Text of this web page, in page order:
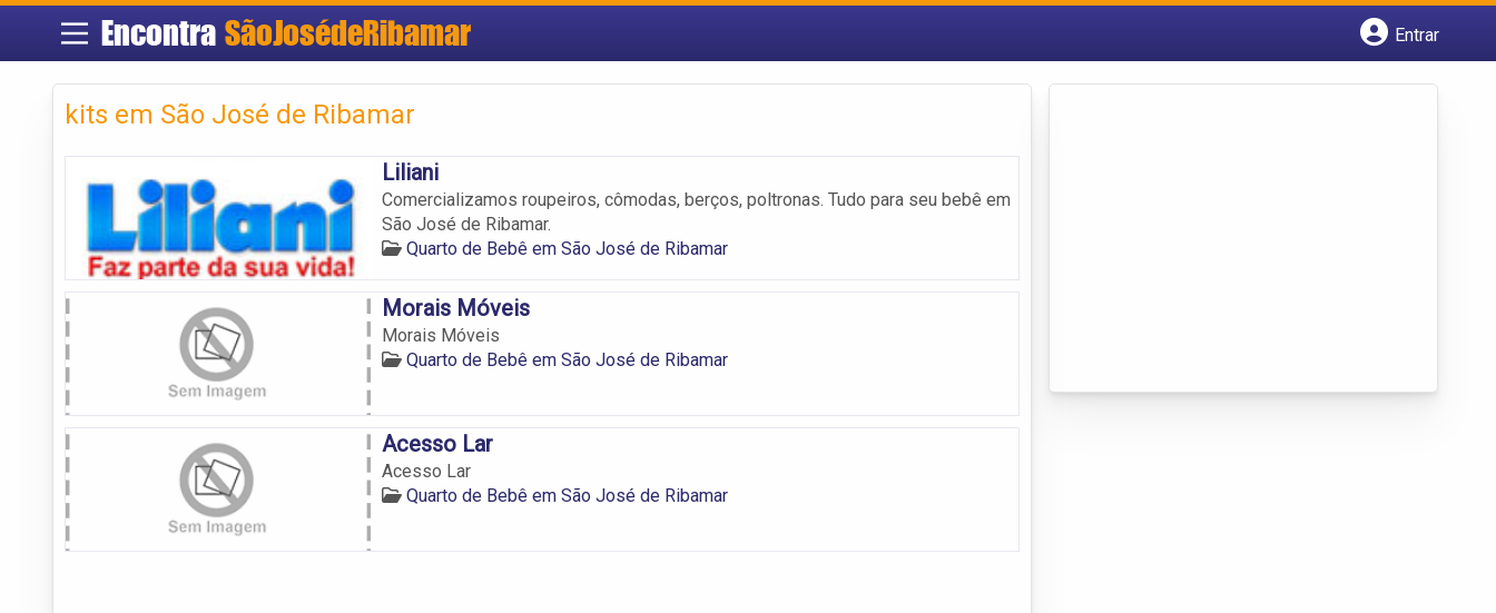
Encontra SãoJosédeRibamar
Entrar
kits em São José de Ribamar
Liliani
Comercializamos roupeiros, cômodas, berços, poltronas. Tudo para seu bebê em
São José de Ribamar.
Quarto de Bebê em São José de Ribamar
Morais Móveis
Morais Móveis
Quarto de Bebê em São José de Ribamar
Acesso Lar
Acesso Lar
Quarto de Bebê em São José de Ribamar